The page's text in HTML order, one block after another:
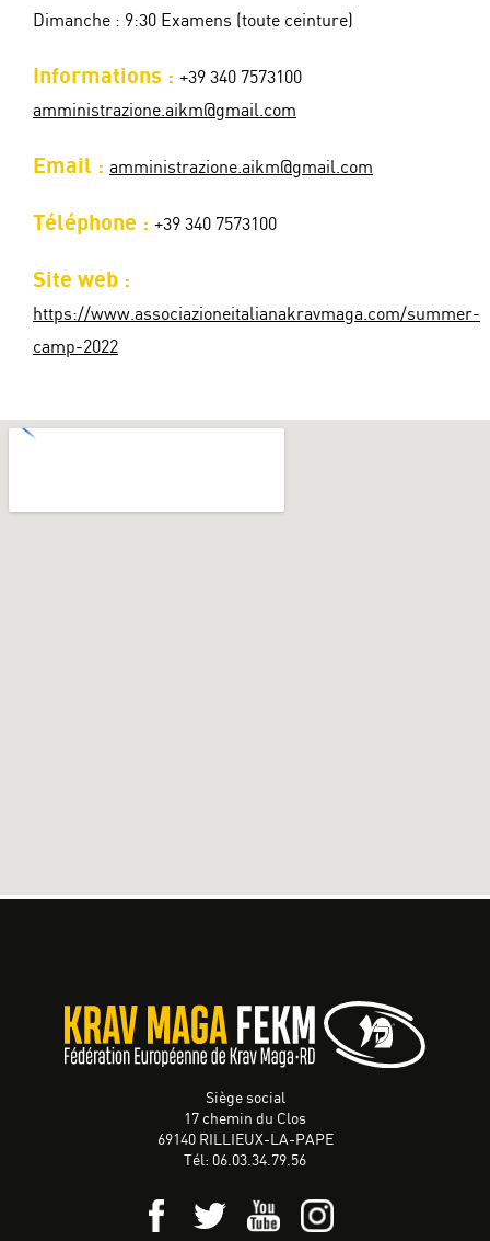
Dimanche : 9:30 Examens (toute ceinture)
Informations : +39 340 7573100
amministrazione.aikm@gmail.com
Email : amministrazione.aikm@gmail.com
Téléphone : +39 340 7573100
Site web :
https://www.associazioneitalianakravmaga.com/summer-
camp-2022
Siège social
17 chemin du Clos
69140 RILLIEUX-LA-PAPE
Tél: 06.03.34.79.56